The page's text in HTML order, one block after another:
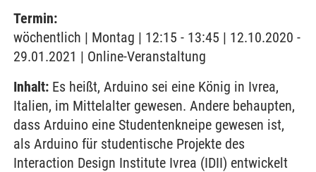
Termin:
wöchentlich | Montag | 12:15 - 13:45 | 12.10.2020 -
29.01.2021 | Online-Veranstaltung
Inhalt: Es heißt, Arduino sei eine König in Ivrea,
Italien, im Mittelalter gewesen. Andere behaupten,
dass Arduino eine Studentenkneipe gewesen ist,
als Arduino für studentische Projekte des
Interaction Design Institute Ivrea (IDII) entwickelt